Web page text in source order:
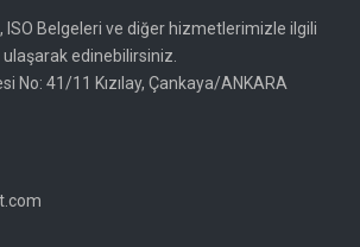
ISO Belgeleri ve diğer hizmetlerimizle ilgili
edinebilirsiniz.
No: 41/11 Kızılay, Çankaya/ANKARA